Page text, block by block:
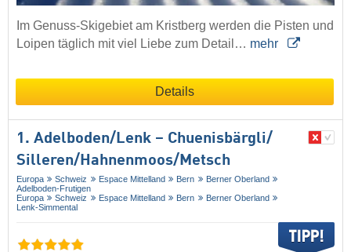
Im Genuss-Skigebiet am Kristberg werden die Pisten und
Loipen täglich mit viel Liebe zum Detail… mehr
Details
1. Adelboden/​Lenk – Chuenisbärgli/​
Silleren/​Hahnenmoos/​Metsch
Europa Schweiz Espace Mittelland Bern
Berner Oberland
Adelboden-Frutigen
Europa
Schweiz Espace Mittelland Bern
Berner Oberland
Lenk-Simmental